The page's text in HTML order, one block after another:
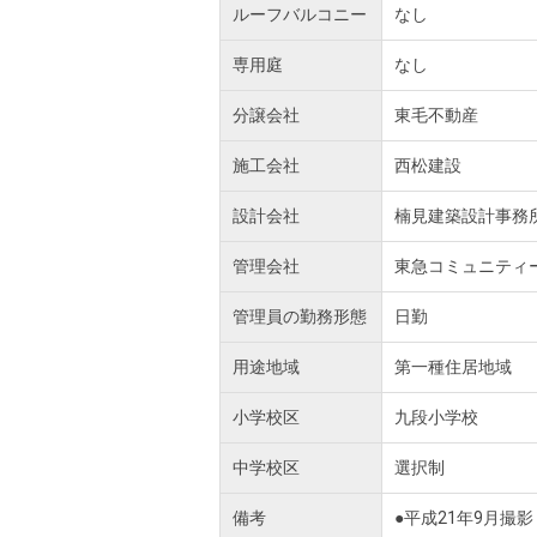
ルーフバルコニー なし
専用庭 なし
分譲会社 東毛不動産
施工会社 西松建設
設計会社 楠見建築設計事務
管理会社 東急コミュニティ
管理員の勤務形態 日勤
用途地域 第一種住居地域
小学校区 九段小学校
中学校区 選択制
備考 ●平成21年9月撮影